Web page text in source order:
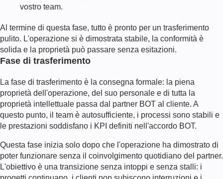
vostro team.
Al termine di questa fase, tutto è pronto per un trasferimento
pulito. L'operazione si è dimostrata stabile, la conformità è
solida e la proprietà può passare senza esitazioni.
Fase di trasferimento
La fase di trasferimento è la consegna formale: la piena
proprietà dell'operazione, del suo personale e di tutta la
proprietà intellettuale passa dal partner BOT al cliente. A
questo punto, il team è autosufficiente, i processi sono stabili e
le prestazioni soddisfano i KPI definiti nell'accordo BOT.
Questa fase inizia solo dopo che l'operazione ha dimostrato di
poter funzionare senza il coinvolgimento quotidiano del partner.
L'obiettivo è una transizione senza intoppi e senza stalli: i